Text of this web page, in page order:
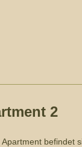
2
Apartment befindet